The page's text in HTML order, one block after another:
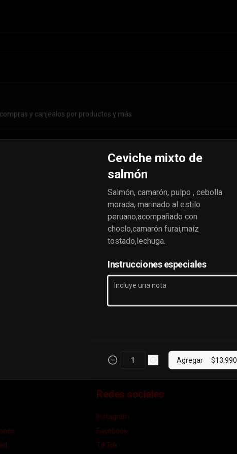
y canjealos por productos y más
Redes sociales
Instagram
Facebook
TikTok
Ceviche mixto de
salmón
Salmón, camarón, pulpo , cebolla
morada, marinado al estilo
peruano,acompañado con
choclo,camarón furai,maíz
tostado,lechuga.
Instrucciones especiales
Agregar $13.990